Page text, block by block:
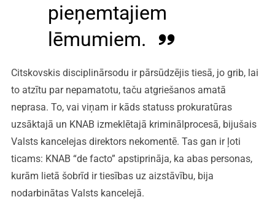
pieņemtajiem
lēmumiem.
Citskovskis disciplinārsodu ir pārsūdzējis tiesā, jo grib, lai
to atzītu par nepamatotu, taču atgriešanos amatā
neprasa. To, vai viņam ir kāds statuss prokuratūras
uzsāktajā un KNAB izmeklētajā kriminālprocesā, bijušais
Valsts kancelejas direktors nekomentē. Tas gan ir ļoti
ticams: KNAB “de facto” apstiprināja, ka abas personas,
kurām lietā šobrīd ir tiesības uz aizstāvību, bija
nodarbinātas Valsts kancelejā.